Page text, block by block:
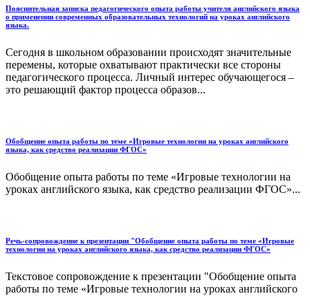
Пояснительная записка педагогического опыта работы учителя английского языка
о применении современных образовательных технологий на уроках английского
языка.
Сегодня в школьном образовании происходят значительные
перемены, которые охватывают практически все стороны
педагогического процесса. Личный интерес обучающегося –
это решающий фактор процесса образов...
Обобщение опыта работы по теме «Игровые технологии на уроках английского
языка, как средство реализации ФГОС»
Обобщение опыта работы по теме «Игровые технологии на
уроках английского языка, как средство реализации ФГОС»...
Речь-сопровождение к презентации "Обобщение опыта работы по теме «Игровые
технологии на уроках английского языка, как средство реализации ФГОС»
Текстовое сопровождение к презентации "Обобщение опыта
работы по теме «Игровые технологии на уроках английского